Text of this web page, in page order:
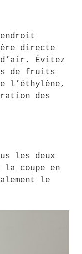
directe
Évitez
de fruits
l’éthylène,
des
les deux
coupe en
le